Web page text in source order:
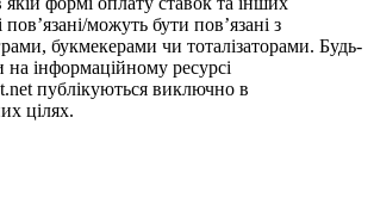
пов’язані/можуть бути пов’язані з
букмекерами чи тоталізаторами. Будь-
на інформаційному ресурсі
публікуються виключно в
цілях.